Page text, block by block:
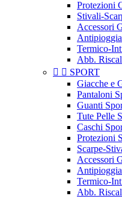
Protezioni
Stivali-
Accessori
Termico-
Abb.
  SPORT
Giacche e
Pantaloni
Guanti
Tute Pelle
Caschi
Protezioni
Scarpe-
Accessori
Termico-
Abb.